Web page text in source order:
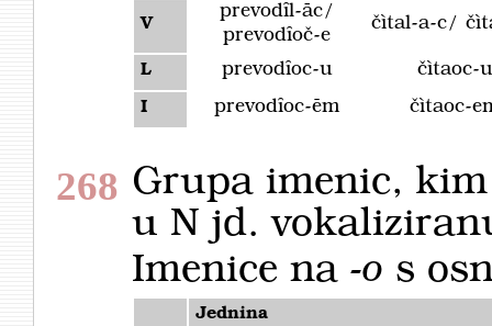
V
prevodȋl-āc/
prevodȋoč-e
čìtal-a-c/
L prevodȋoc-u čìtaoc-u
I prevodȋoc-ēm čìtaoc-
268 Grupa imenic,
u N jd.
Imenice na -o s
Jednina